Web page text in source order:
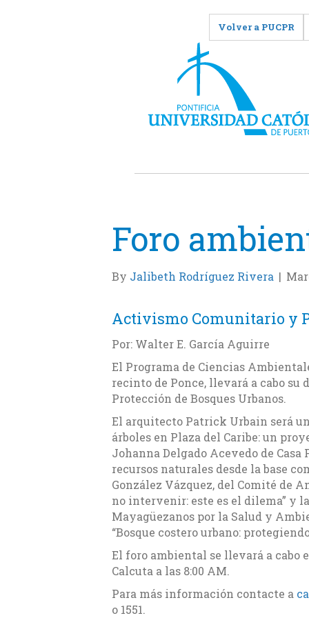
Volver a PUCPR
Foro
By Jalibeth Rodríguez Rivera |
Activismo Comunitario y
Por: Walter E. García Aguirre
El Programa de Ciencias
recinto de Ponce, llevará a cabo
Protección de Bosques Urbanos.
El arquitecto Patrick Urbain será
árboles en Plaza del Caribe: un
Johanna Delgado Acevedo de
recursos naturales desde la base
González Vázquez, del Comité de
no intervenir: este es el dilema” y
Mayagüezanos por la Salud y
“Bosque costero urbano:
El foro ambiental se llevará a cabo
Calcuta a las 8:00 AM.
Para más información contacte a
o 1551.